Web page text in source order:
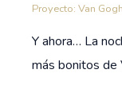
Proyecto: Van Gogh
Y ahora… La
más bonitos de